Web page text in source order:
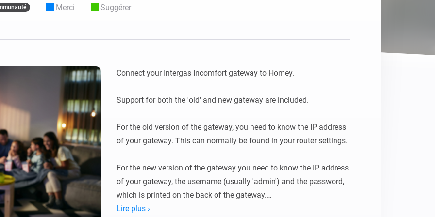
Homey Energy Dongle Homey Pro
Moods
Merci Suggérer
Connect your Intergas Incomfort gateway to Homey.
Support for both the 'old' and new gateway are included.
For the old version of the gateway, you need to know the IP address
of your gateway. This can normally be found in your router settings.
For the new version of the gateway you need to know the IP address
of your gateway, the username (usually 'admin') and the password,
which is printed on the back of the gateway.
Lire plus ›